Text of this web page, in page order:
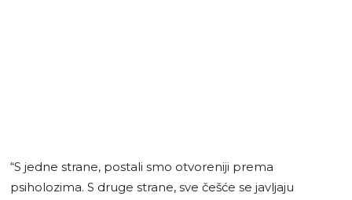
“S jedne strane, postali smo otvoreniji prema
psiholozima. S druge strane, sve češće se javljaju